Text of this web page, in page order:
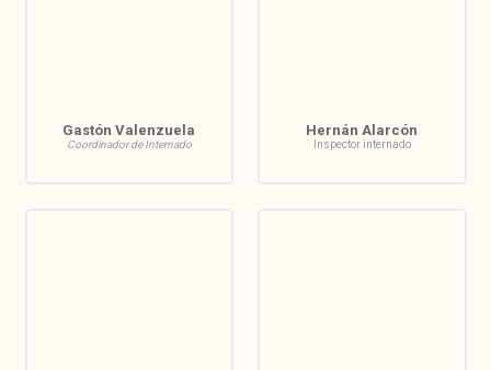
Gastón Valenzuela
Coordinador de Internado
Hernán Alarcón
Inspector internado